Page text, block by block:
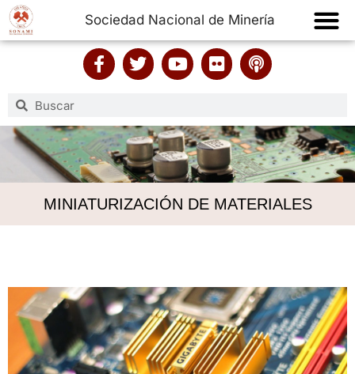
Sociedad Nacional de Minería
MINIATURIZACIÓN DE MATERIALES